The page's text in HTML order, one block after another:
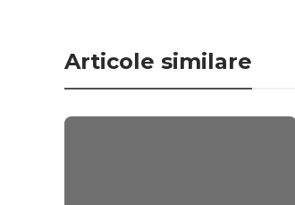
Articole similare